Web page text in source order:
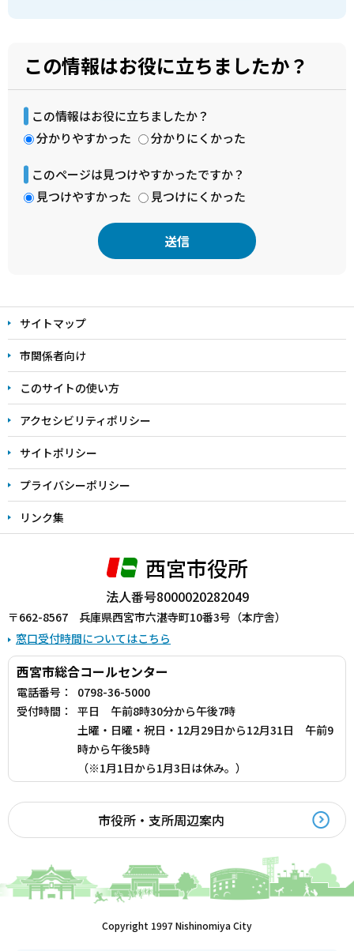
この情報はお役に立ちましたか？
この情報はお役に立ちましたか？
分かりやすかった
分かりにくかった
このページは見つけやすかったですか？
見つけやすかった
見つけにくかった
文
こ
こ
ま
で
サイトマップ
市関係者向け
このサイトの使い方
アクセシビリティポリシー
サイトポリシー
プライバシーポリシー
リンク集
西宮市役所
法人番号8000020282049
〒662-8567 兵庫県西宮市六湛寺町10番3号（本庁舎）
窓口受付時間についてはこちら
西宮市総合コールセンター
電話番号：
0798-36-5000
受付時間：
平日 午前8時30分から午後7時
土曜・日曜・祝日・12月29日から12月31日 午前9
時から午後5時
（※1月1日から1月3日は休み。）
市役所・支所周辺案内
Copyright 1997 Nishinomiya City